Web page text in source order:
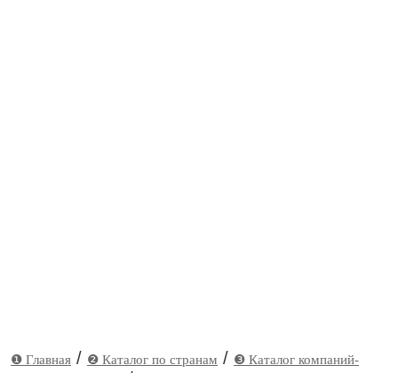
❶ Главная / ❷ Каталог по странам / ❸ Каталог компаний-